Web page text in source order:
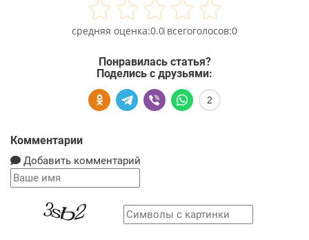
0.0 0
Понравилась статья?
Поделись с друзьями:
2
Комментарии
Добавить комментарий